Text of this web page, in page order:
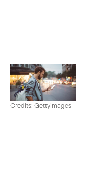
Credits: Gettyimages